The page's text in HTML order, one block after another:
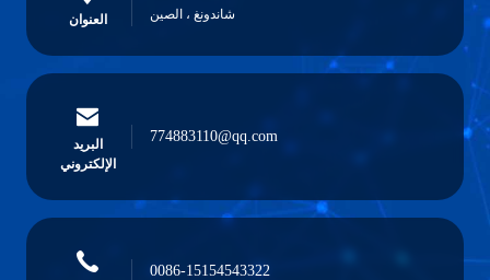
العنوان
شاندونغ ، الصين
البريد
الإلكتروني
774883110@qq.com
0086-15154543322